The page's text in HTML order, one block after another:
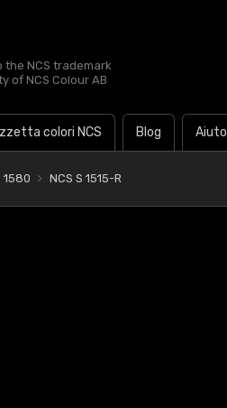
NCS trademark
of NCS Colour AB
colori NCS Blog Aiuto
1580 NCS S 1515-R